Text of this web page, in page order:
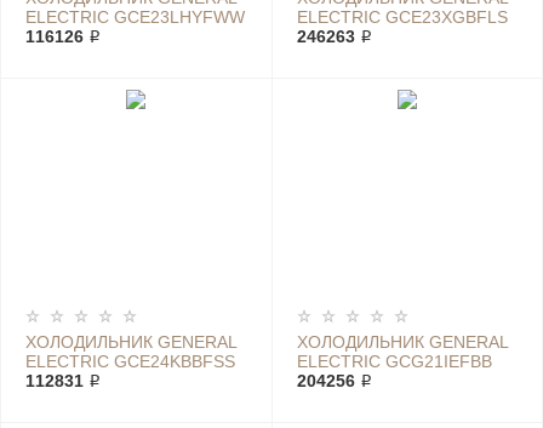
ELECTRIC GCE23LHYFWW
116126 ₽
ELECTRIC GCE23XGBFLS
246263 ₽
ХОЛОДИЛЬНИК GENERAL
ELECTRIC GCE24KBBFSS
112831 ₽
ХОЛОДИЛЬНИК GENERAL
ELECTRIC GCG21IEFBB
204256 ₽